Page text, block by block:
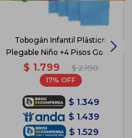
Tobogán Infantil Plástico
Plegable Niño +4 Pisos Goma
- Verde con naranja
$ 1.799 $ 2.190
17
$ 1.349
$ 1.439
$ 1.529